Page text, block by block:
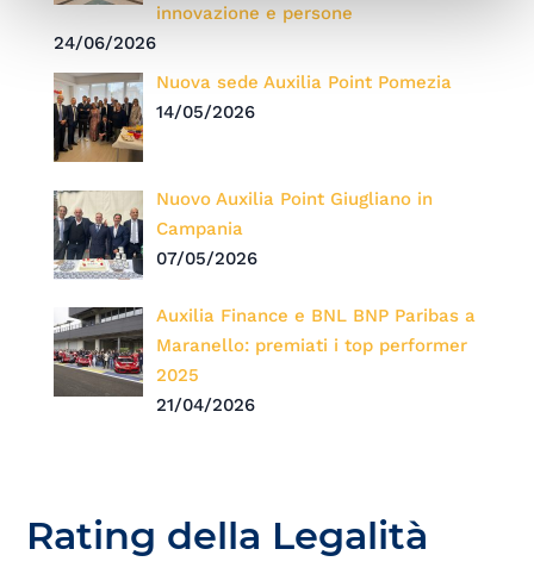
innovazione e persone
24/06/2026
Nuova sede Auxilia Point Pomezia
14/05/2026
Nuovo Auxilia Point Giugliano in
Campania
07/05/2026
Auxilia Finance e BNL BNP Paribas a
Maranello: premiati i top performer
2025
21/04/2026
Rating della Legalità